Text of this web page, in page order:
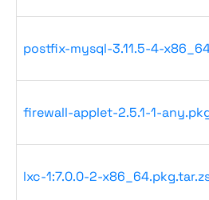
postfix-mysql-3.11.5-4-
firewall-applet-2.5.1-1-
lxc-1:7.0.0-2-